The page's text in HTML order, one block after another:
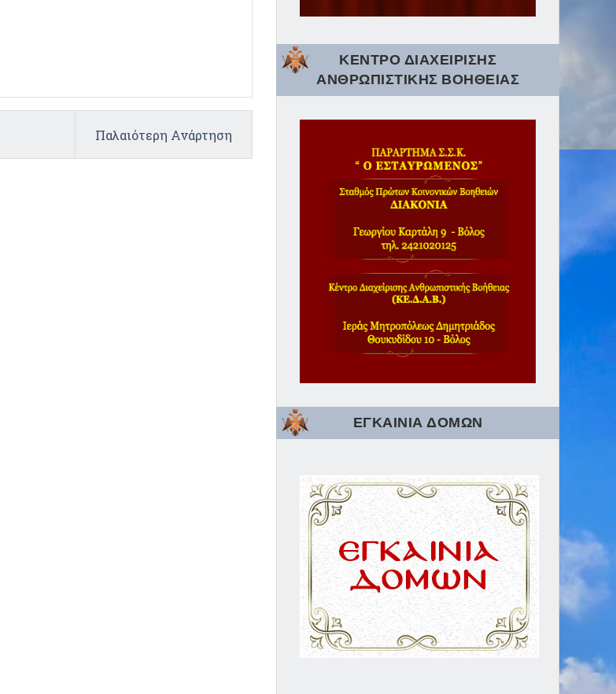
Παλαιότερη Ανάρτηση
ΚΕΝΤΡΟ ΔΙΑΧΕΙΡΙΣΗΣ
ΑΝΘΡΩΠΙΣΤΙΚΗΣ ΒΟΗΘΕΙΑΣ
ΕΓΚΑΙΝΙΑ ΔΟΜΩΝ